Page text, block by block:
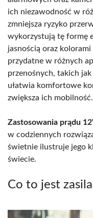
ich niezawodność w
zmniejsza ryzyko
wykorzystują tę formę
jasnością oraz
przydatne w różnych
przenośnych, takich
ułatwia komfortowe
zwiększa ich mobilność.
Zastosowania prądu
w codziennych
świetnie ilustruje jego
świecie.
Co to jest